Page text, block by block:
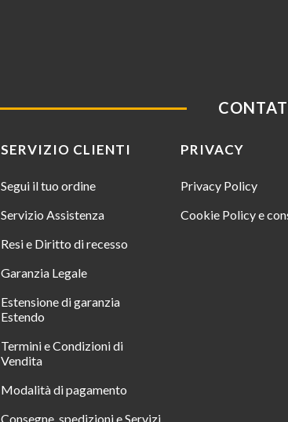
SERVIZIO CLIENTI
Segui il tuo ordine
Servizio Assistenza
Resi e Diritto di recesso
Garanzia Legale
Estensione di garanzia
Estendo
Termini e Condizioni di
Vendita
Modalità di pagamento
Consegne, spedizioni e Servizi
PRIVACY
Privacy Policy
Cookie Policy e